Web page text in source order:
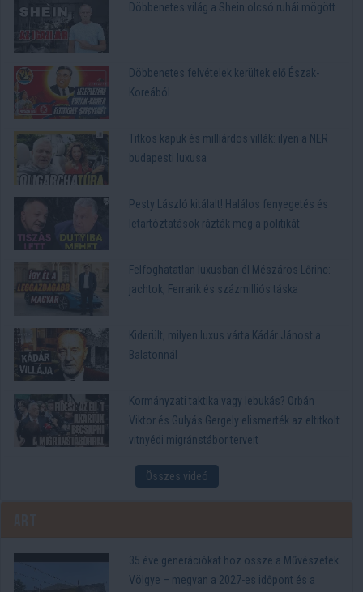
Döbbenetes világ a Shein olcsó ruhái mögött
Döbbenetes felvételek kerültek elő Észak-
Koreából
Titkos kapuk és milliárdos villák: ilyen a NER
budapesti luxusa
Pesty László kitálalt! Halálos fenyegetés és
letartóztatások rázták meg a politikát
Felfoghatatlan luxusban él Mészáros Lőrinc:
jachtok, Ferrarik és százmilliós táska
Kiderült, milyen luxus várta Kádár Jánost a
Balatonnál
Kormányzati taktika vagy lebukás? Orbán
Viktor és Gulyás Gergely elismerték az eltitkolt
vitnyédi migránstábor terveit
Összes videó
35 éve generációkat hoz össze a Művészetek
Völgye – megvan a 2027-es időpont és a